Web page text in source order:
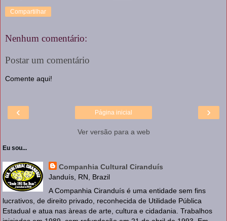
Compartilhar
Nenhum comentário:
Postar um comentário
Comente aqui!
‹ ›
Página inicial
Ver versão para a web
Eu sou...
Companhia Cultural Ciranduís
Janduís, RN, Brazil
A Companhia Ciranduís é uma entidade sem fins
lucrativos, de direito privado, reconhecida de Utilidade Pública
Estadual e atua nas àreas de arte, cultura e cidadania. Trabalhos